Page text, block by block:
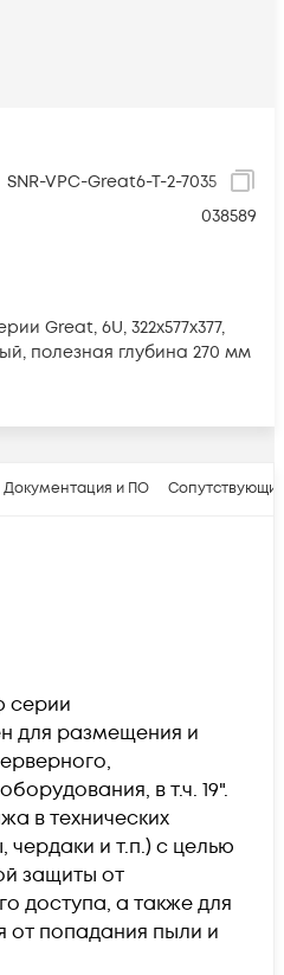
SNR-VPC-Great6-T-2-7035
038589
Great, 6U, 322х577х377,
полезная глубина 270 мм
Документация и ПО
серии
для размещения и
в т.ч. 19".
в технических
и т.п.) с целью
защиты от
доступа, а также для
попадания пыли и